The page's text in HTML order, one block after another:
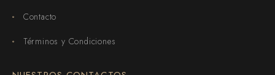
Contacto
Términos y Condiciones